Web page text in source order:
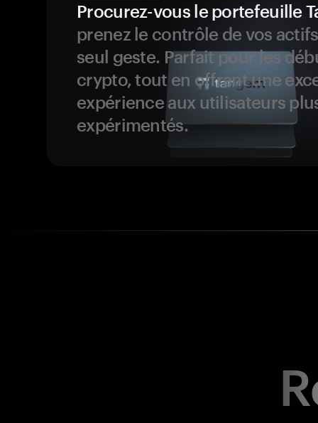
Procurez-vous le portefeuille
prenez le contrôle de vos
seul geste. Parfait pour les
crypto, tout en offrant une
expérience aux utilisateurs
expérimentés.